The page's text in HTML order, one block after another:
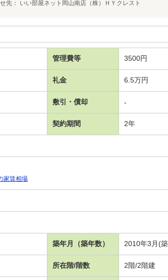
先 いい部屋ネット岡山南店（株）ＨＹクレスト
管理費等 3500円
礼金 6.5万円
敷引・償却 -
契約期間 2年
家賃相場
築年月（築年数） 2010年3月(
所在階/階数 2階/2階建